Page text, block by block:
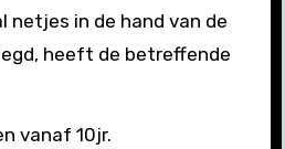
netjes in de hand van de
heeft de betreffende
vanaf 10jr.